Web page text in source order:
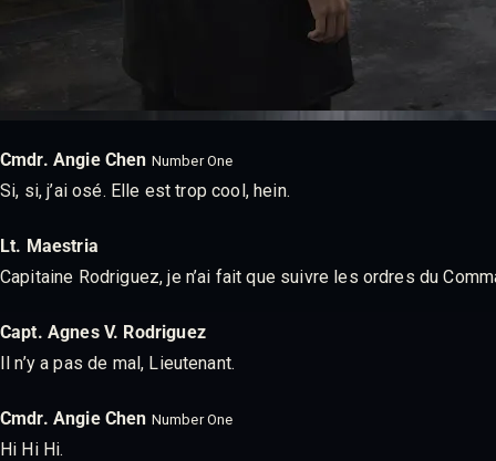
Cmdr. Angie Chen Number One
Si, si, j’ai osé. Elle est trop cool, hein.
Lt. Maestria
Capitaine Rodriguez, je n’ai fait que suivre les ordres du
Capt. Agnes V. Rodriguez
Il n’y a pas de mal, Lieutenant.
Cmdr. Angie Chen Number One
Hi Hi Hi.